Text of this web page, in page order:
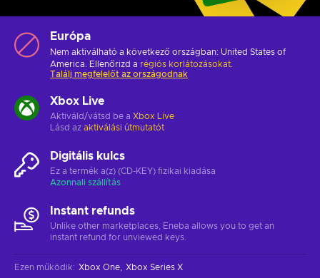
Európa
Nem aktiválható a következő országban: United States of
America. Ellenőrizd a régiós korlátozásokat
Találj megfelelőt az országodnak
Xbox Live
Aktiváld/vátsd be a Xbox Live
Lásd az aktiválási útmutatót
Digitális kulcs
Ez a termék a(z) (CD-KEY) fizikai kiadása
Azonnali szállítás
Instant refunds
Unlike other marketplaces, Eneba allows you to get an
instant refund for unviewed keys.
Ezen működik: Xbox One Xbox Series X